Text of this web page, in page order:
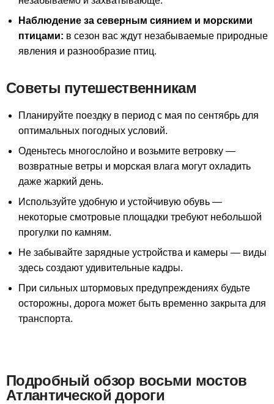
Наблюдение за северным сиянием и морскими
птицами: в сезон вас ждут незабываемые природные
явления и разнообразие птиц.
Советы путешественникам
Планируйте поездку в период с мая по сентябрь для
оптимальных погодных условий.
Оденьтесь многослойно и возьмите ветровку —
возвратные ветры и морская влага могут охладить
даже жаркий день.
Используйте удобную и устойчивую обувь —
некоторые смотровые площадки требуют небольшой
прогулки по камням.
Не забывайте зарядные устройства и камеры — виды
здесь создают удивительные кадры.
При сильных штормовых предупреждениях будьте
осторожны, дорога может быть временно закрыта для
транспорта.
Подробный обзор восьми мостов
Атлантической дороги